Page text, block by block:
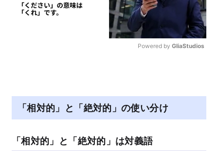
Powered by GliaStudios
「相対的」と「絶対的」の使い分け
「相対的」と「絶対的」は対義語